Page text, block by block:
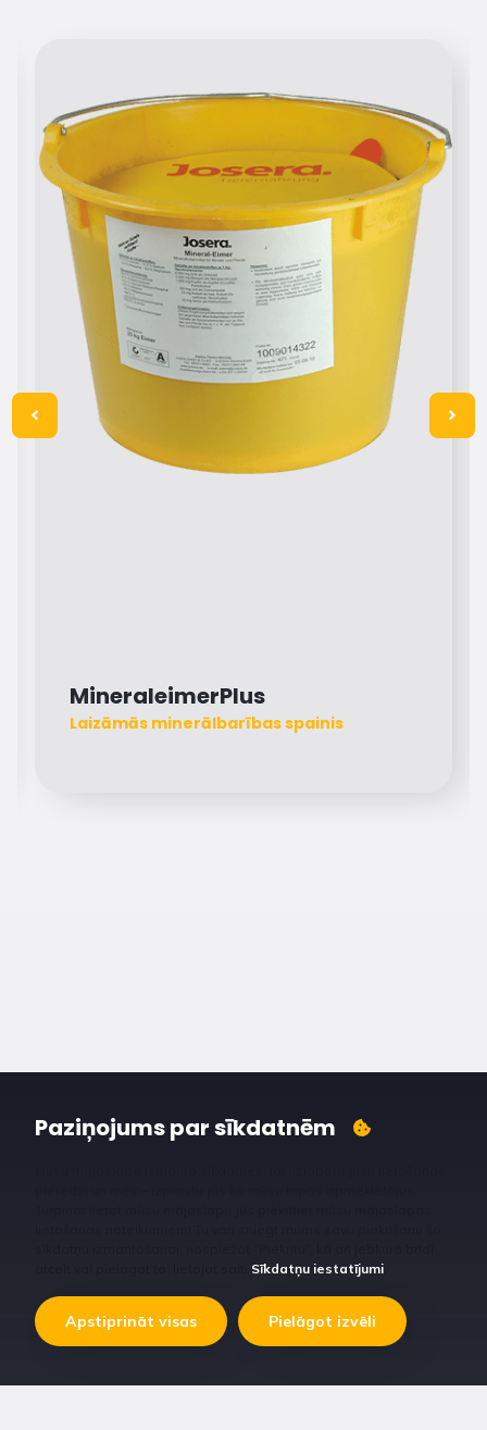
MineraleimerPlus
Laizāmās minerālbarības spainis
Paziņojums par sīkdatnēm
Sīkdatņu iestatījumi
Apstiprināt visas Pielāgot izvēli